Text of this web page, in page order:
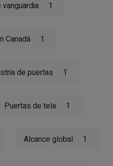
1
Canadá 1
de puertas 1
Puertas de tela 1
Alcance global 1